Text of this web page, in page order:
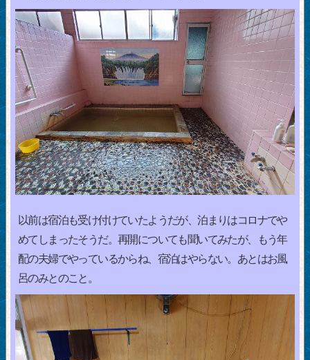
以前は宿泊も受け付けていたようだが、泊まりはコロナでや
めてしまったそうだ。再開についても聞いてみたが、もう年
配の夫婦でやっているからね、宿泊はやらない。あとはお風
呂のみとのこと。